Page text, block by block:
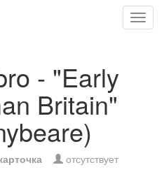
- "Early
Britain"
отсутствует